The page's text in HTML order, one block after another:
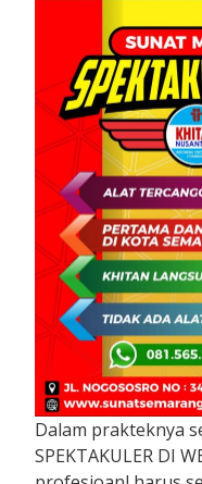
Dalam prakteknya
SPEKTAKULER DI